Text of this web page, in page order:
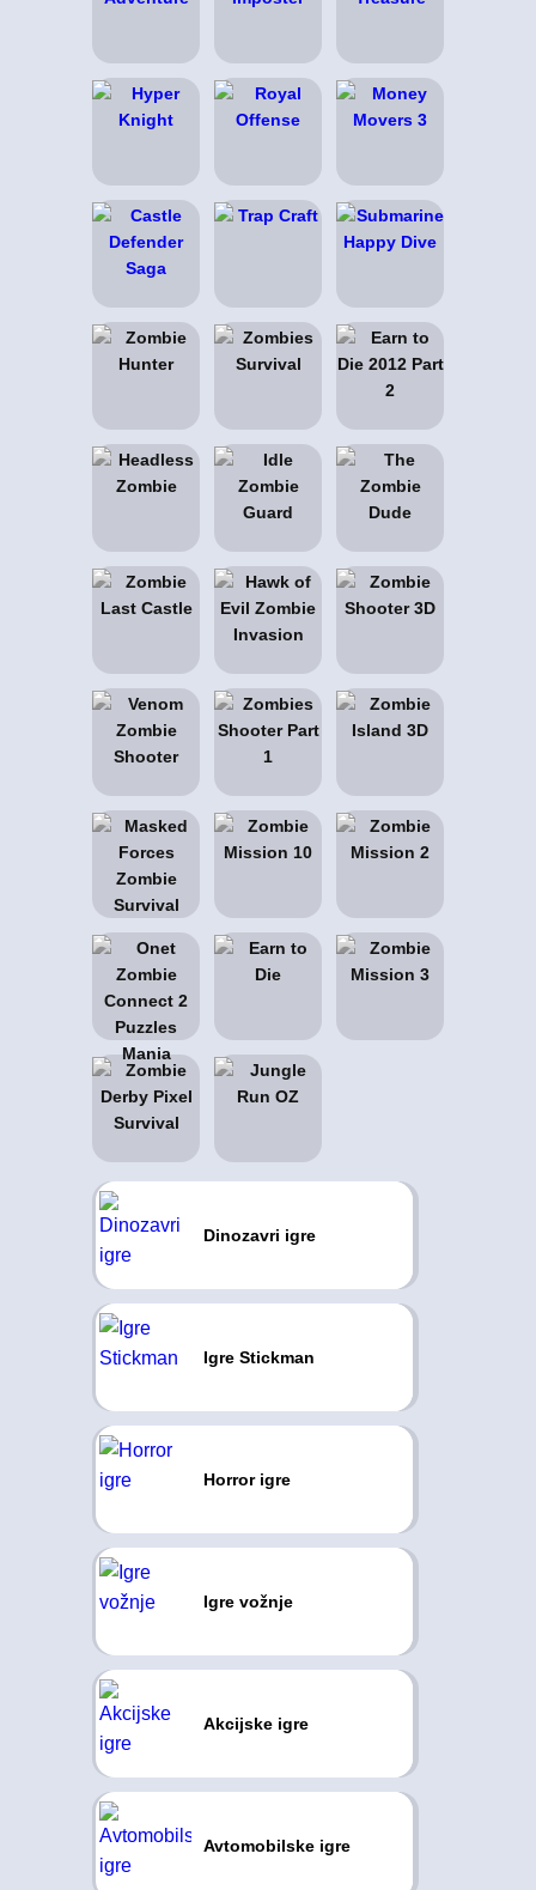
Dinozavri igre
Igre Stickman
Horror igre
Igre vožnje
Akcijske igre
Avtomobilske igre